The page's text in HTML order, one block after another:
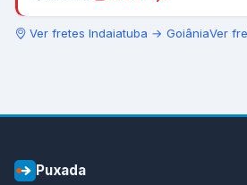
Ver fretes Indaiatuba → GoiâniaVer
Puxada